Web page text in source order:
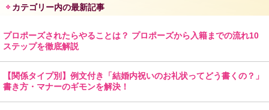
カテゴリー内の最新記事
プロポーズされたらやることは？ プロポーズから入籍までの流れ10
ステップを徹底解説
【関係タイプ別】例文付き「結婚内祝いのお礼状ってどう書くの？」
書き方・マナーのギモンを解決！